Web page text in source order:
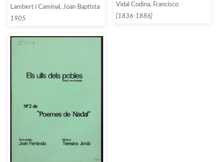
Lambert i Caminal, Joan Baptista
1905
Vidal Codina, Francisco
[1836-1886]